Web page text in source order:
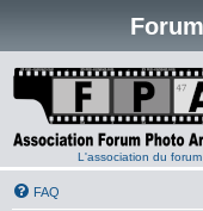
L'association du forum
FAQ